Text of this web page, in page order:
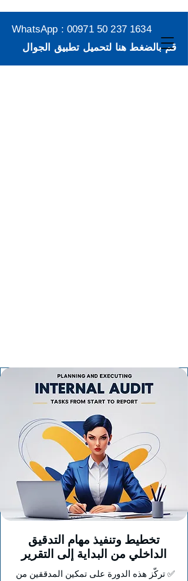
WhatsApp : 00971 50 237 1634
قم بالضغط هنا لتحميل تطبيق الجوال
تخطيط وتنفيذ مهام التدقيق
الداخلي من البداية إلى التقرير
✅ تركّز هذه الدورة على تمكين المدققين من